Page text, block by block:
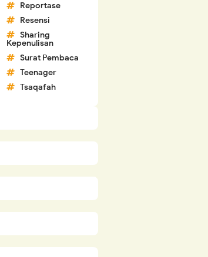
Reportase
Resensi
Sharing
Kepenulisan
Surat Pembaca
Teenager
Tsaqafah